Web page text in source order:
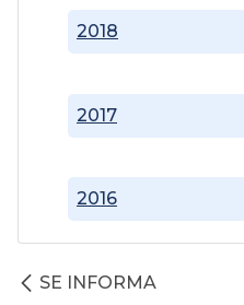
2016
2017
2018
SE INFORMA